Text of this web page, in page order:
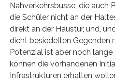
Nahverkehrsbusse, die auch
die Schüler nicht an der
direkt an der Haustür, und,
dicht besiedelten Gegenden
Potenzial ist aber noch
können die vorhandenen
Infrastrukturen erhalten